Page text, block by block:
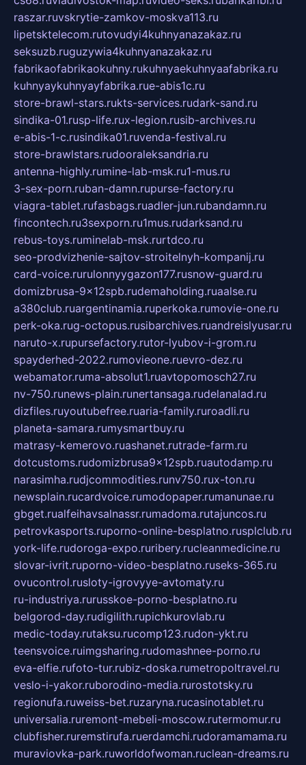
raszar.ruvskrytie-zamkov-moskva113.ru
lipetsktelecom.rutovudyi4kuhnyanazakaz.ru
seksuzb.ruguzywia4kuhnyanazakaz.ru
fabrikaofabrikaokuhny.rukuhnyaekuhnyaafabrika.ru
kuhnyaykuhnyayfabrika.rue-abis1c.ru
store-brawl-stars.rukts-services.rudark-sand.ru
sindika-01.rusp-life.rux-legion.rusib-archives.ru
e-abis-1-c.rusindika01.ruvenda-festival.ru
store-brawlstars.rudooraleksandria.ru
antenna-highly.rumine-lab-msk.ru1-mus.ru
3-sex-porn.ruban-damn.rupurse-factory.ru
viagra-tablet.rufasbags.ruadler-jun.rubandamn.ru
fincontech.ru3sexporn.ru1mus.rudarksand.ru
rebus-toys.ruminelab-msk.rurtdco.ru
seo-prodvizhenie-sajtov-stroitelnyh-kompanij.ru
card-voice.rurulonnyygazon177.rusnow-guard.ru
domizbrusa-9x12spb.rudemaholding.ruaalse.ru
a380club.ruargentinamia.ruperkoka.rumovie-one.ru
perk-oka.rug-octopus.rusibarchives.ruandreislyusar.ru
naruto-x.rupursefactory.rutor-lyubov-i-grom.ru
spayderhed-2022.rumovieone.ruevro-dez.ru
webamator.ruma-absolut1.ruavtopomosch27.ru
nv-750.runews-plain.runertansaga.rudelanalad.ru
dizfiles.ruyoutubefree.ruaria-family.ruroadli.ru
planeta-samara.rumysmartbuy.ru
matrasy-kemerovo.ruashanet.rutrade-farm.ru
dotcustoms.rudomizbrusa9x12spb.ruautodamp.ru
narasimha.rudjcommodities.runv750.rux-ton.ru
newsplain.rucardvoice.rumodopaper.rumanunae.ru
gbget.rualfeihavsalnassr.rumadoma.rutajuncos.ru
petrovkasports.ruporno-online-besplatno.rusplclub.ru
york-life.rudoroga-expo.ruribery.rucleanmedicine.ru
slovar-ivrit.ruporno-video-besplatno.ruseks-365.ru
ovucontrol.rusloty-igrovyye-avtomaty.ru
ru-industriya.rurusskoe-porno-besplatno.ru
belgorod-day.rudigilith.rupichkurovlab.ru
medic-today.rutaksu.rucomp123.rudon-ykt.ru
teensvoice.ruimgsharing.rudomashnee-porno.ru
eva-elfie.rufoto-tur.rubiz-doska.rumetropoltravel.ru
veslo-i-yakor.ruborodino-media.rurostotsky.ru
regionufa.ruweiss-bet.ruzaryna.rucasinotablet.ru
universalia.ruremont-mebeli-moscow.rutermomur.ru
clubfisher.ruremstirufa.ruerdamchi.rudoramamama.ru
muraviovka-park.ruworldofwoman.ruclean-dreams.ru